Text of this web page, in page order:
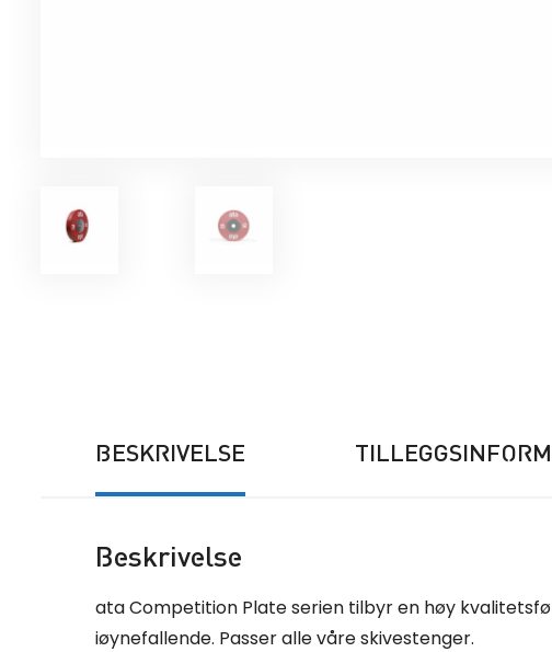
BESKRIVELSE
Beskrivelse
ata Competition Plate serien tilbyr en høy
iøynefallende. Passer alle våre skivestenger.